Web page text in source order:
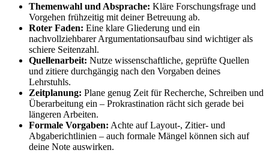
Themenwahl und Absprache: Kläre Forschungsfrage und
Vorgehen frühzeitig mit deiner Betreuung ab.
Roter Faden: Eine klare Gliederung und ein
nachvollziehbarer Argumentationsaufbau sind wichtiger als
schiere Seitenzahl.
Quellenarbeit: Nutze wissenschaftliche, geprüfte Quellen
und zitiere durchgängig nach den Vorgaben deines
Lehrstuhls.
Zeitplanung: Plane genug Zeit für Recherche, Schreiben und
Überarbeitung ein – Prokrastination rächt sich gerade bei
längeren Arbeiten.
Formale Vorgaben: Achte auf Layout-, Zitier- und
Abgaberichtlinien – auch formale Mängel können sich auf
deine Note auswirken.